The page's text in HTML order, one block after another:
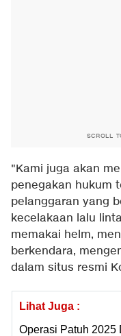
SCROLL
"Kami juga akan
penegakan hukum
pelanggaran yang
kecelakaan lalu
memakai helm,
berkendara,
dalam situs resmi
Lihat Juga :
Operasi Patuh 2025